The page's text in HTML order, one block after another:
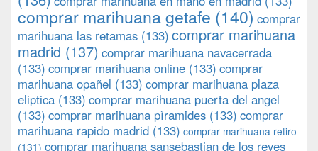
comprar marihuana getafe (140) comprar
marihuana las retamas (133) comprar marihuana
madrid (137) comprar marihuana navacerrada
(133) comprar marihuana online (133) comprar
marihuana opañel (133) comprar marihuana plaza
eliptica (133) comprar marihuana puerta del angel
(133) comprar marihuana pìramides (133) comprar
marihuana rapido madrid (133) comprar marihuana retiro
(131) comprar marihuana sansebastian de los reyes